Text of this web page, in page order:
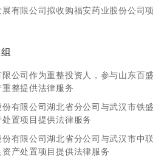
有限公司重庆市分公司与重庆新港装
权纠纷提供法律服务
纠纷提供法律服务
股份有限公司与重庆安浩船务船舶合资
服务
限公司与重庆中外运集装箱运输有限责
合同纠纷提供法律服务
与湖北云宏船务物流有限公司船舶买
服务
有限公司拟收购福安药业股份公司项
公司作为重整投资人，参与山东百盛
整提供法律服务
有限公司湖北省分公司与武汉市铁盛
置项目提供法律服务
有限公司湖北省分公司与武汉市中联
产处置项目提供法律服务